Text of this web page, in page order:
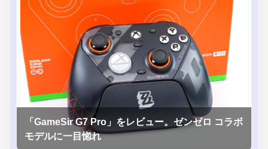
「GameSir G7 Pro」をレビュー。ゼンゼロ コラボ
モデルに一目惚れ